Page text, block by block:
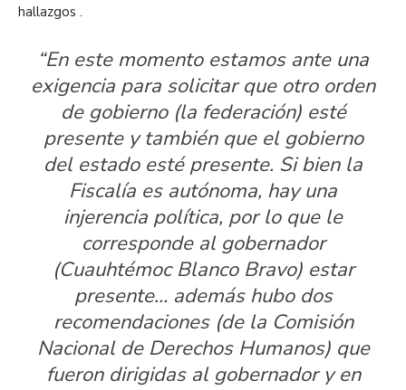
hallazgos .
“En este momento estamos ante una
exigencia para solicitar que otro orden
de gobierno (la federación) esté
presente y también que el gobierno
del estado esté presente. Si bien la
Fiscalía es autónoma, hay una
injerencia política, por lo que le
corresponde al gobernador
(Cuauhtémoc Blanco Bravo) estar
presente… además hubo dos
recomendaciones (de la Comisión
Nacional de Derechos Humanos) que
fueron dirigidas al gobernador y en